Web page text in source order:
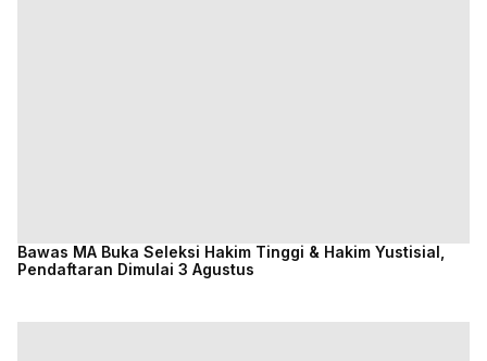
Bawas MA Buka Seleksi Hakim Tinggi & Hakim Yustisial,
Pendaftaran Dimulai 3 Agustus